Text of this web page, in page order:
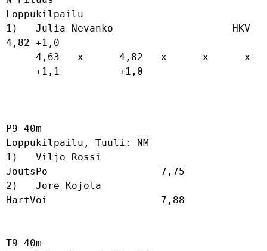
Loppukilpailu
1)   Julia Nevanko                    HKV
4,82 +1,0
P9 40m
Loppukilpailu, Tuuli: NM
1)   Viljo Rossi
JoutsPo                   7,75
2)   Jore Kojola
HartVoi                   7,88
T9 40m